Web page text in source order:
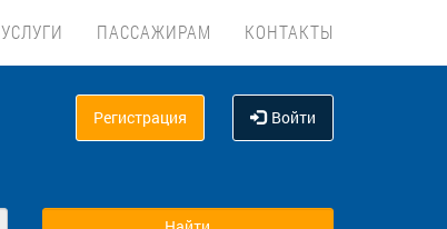
УСЛУГИ ПАССАЖИРАМ КОНТАКТЫ
Регистрация Войти